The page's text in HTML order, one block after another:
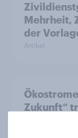
Mehrheit,
der
Artikel
Zukunft“